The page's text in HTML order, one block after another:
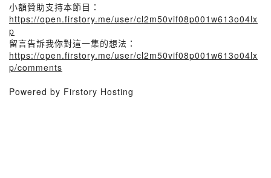
小額贊助支持本節目：
https://open.firstory.me/user/cl2m50vif08p001w613o04lx
p
留言告訴我你對這一集的想法：
https://open.firstory.me/user/cl2m50vif08p001w613o04lx
p/comments
Powered by Firstory Hosting